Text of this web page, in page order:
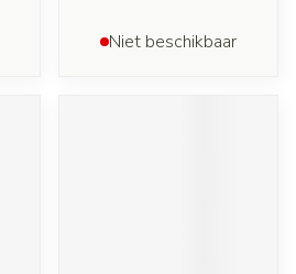
Niet beschikbaar